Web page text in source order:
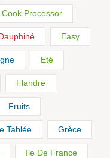
Cook Processor
Easy
Eté
Flandre
Fruits
Tablée Grèce
Ile De France